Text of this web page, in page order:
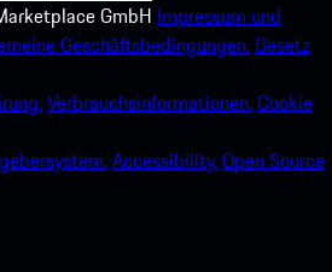
GmbH Impressum und
Geschäftsbedingungen.Gesetz
Verbrauchsinformationen.Cookie
Accessibility.Open Source